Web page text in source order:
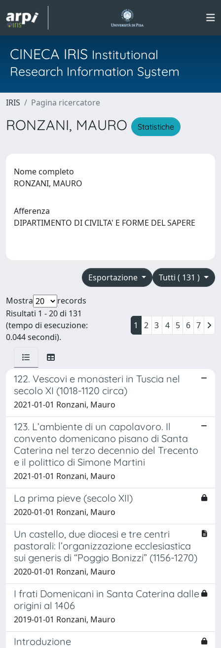
CINECA IRIS Institutional
Research Information System
IRIS Pagina ricercatore
RONZANI, MAURO Statistiche
Nome completo
RONZANI, MAURO
Afferenza
DIPARTIMENTO DI CIVILTA' E FORME DEL SAPERE
Tutti ( 131 )
Esportazione
Mostra
records
Risultati 1 - 20 di 131
(tempo di esecuzione:
0.044 secondi).
1 2 3 4 5 6 7
122. Vescovi e monasteri in Tuscia nel
secolo XI (1018-1120 circa)
2021-01-01 Ronzani, Mauro
123. L’ambiente di un capolavoro. Il
convento domenicano pisano di Santa
Caterina nel terzo decennio del Trecento
e il polittico di Simone Martini
2021-01-01 Ronzani, Mauro
La prima pieve (secolo XII)
2020-01-01 Ronzani, Mauro
Un castello, due diocesi e tre centri
pastorali: l’organizzazione ecclesiastica
sui generis di “Poggio Bonizzi” (1156-1270)
2020-01-01 Ronzani, Mauro
I frati Domenicani in Santa Caterina dalle
origini al 1406
2019-01-01 Ronzani, Mauro
Introduzione